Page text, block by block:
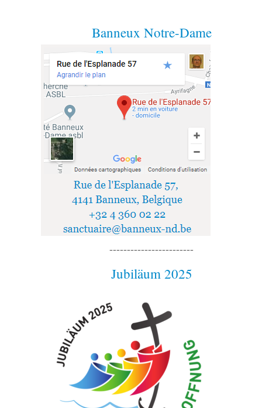
Banneux Notre-Dame
------------------------
Jubiläum 2025